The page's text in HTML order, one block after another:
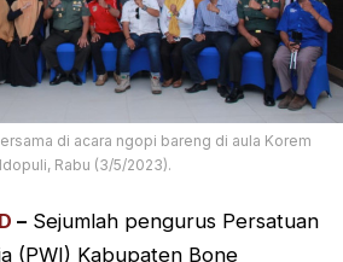
di acara ngopi bareng di aula Korem
Rabu (3/5/2023).
– Sejumlah pengurus Persatuan
(PWI) Kabupaten Bone